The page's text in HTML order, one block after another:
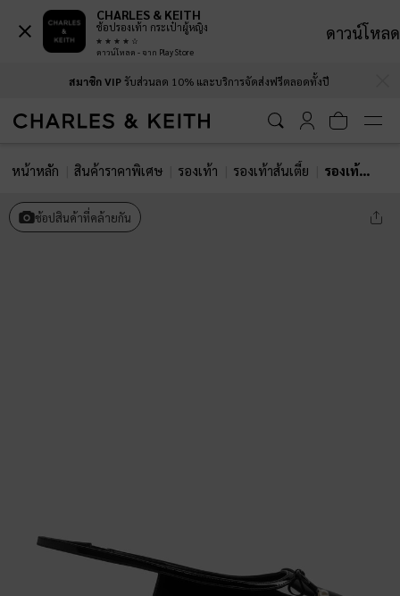
สมาชิก VIPรับส่วนลด 10% และบริการจัดส่งฟรีตลอดทั้งปี
หน้าหลัก สินค้าราคาพิเศษ รองเท้า รองเท้าส้นเตี้ย รองเท้าส้นเตี้ยรัดส้นวัสดุหนังแก้วดีเทลโบว์ประดับมุกรุ่น Barbara
ช้อปสินค้าที่คล้ายกัน
CHARLES & KEITH
ช้อปรองเท้า กระเป๋าผู้หญิง
ดาวน์โหลด - จาก Play Store
ดาวน์โหลด